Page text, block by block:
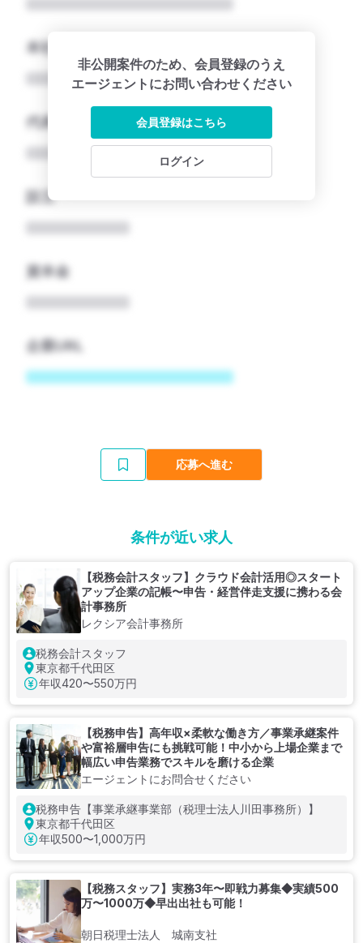
本社所在地名
代表者
設立
資本金
企業URL
非公開案件のため、会員登録のうえ
エージェントにお問い合わせください
会員登録はこちら
ログイン
応募へ進む
条件が近い求人
【税務会計スタッフ】クラウド会計活用◎スタート
アップ企業の記帳〜申告・経営伴走支援に携わる会
計事務所
レクシア会計事務所
税務会計スタッフ
東京都千代田区
年収420〜550万円
【税務申告】高年収×柔軟な働き方／事業承継案件
や富裕層申告にも挑戦可能！中小から上場企業まで
幅広い申告業務でスキルを磨ける企業
エージェントにお問合せください
税務申告【事業承継事業部（税理士法人川田事務所）】
東京都千代田区
年収500〜1,000万円
【税務スタッフ】実務3年〜即戦力募集◆実績500
万〜1000万◆早出出社も可能！
朝日税理士法人 城南支社